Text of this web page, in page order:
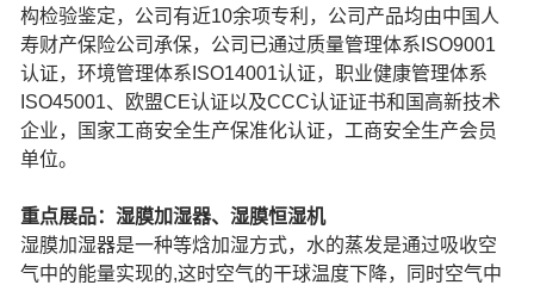
构检验鉴定，公司有近10余项专利，公司产品均由中国人
寿财产保险公司承保，公司已通过质量管理体系ISO9001
认证，环境管理体系ISO14001认证，职业健康管理体系
ISO45001、欧盟CE认证以及CCC认证证书和国高新技术
企业，国家工商安全生产保准化认证，工商安全生产会员
单位。
重点展品：湿膜加湿器、湿膜恒湿机
湿膜加湿器是一种等焓加湿方式，水的蒸发是通过吸收空
气中的能量实现的,这时空气的干球温度下降，同时空气中